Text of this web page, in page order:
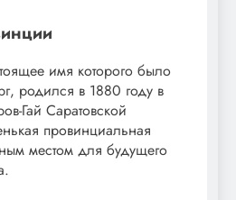
имя которого было
родился в 1880 году в
Гай Саратовской
провинциальная
местом для будущего